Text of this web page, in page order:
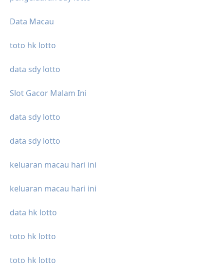
Data Macau
toto hk lotto
data sdy lotto
Slot Gacor Malam Ini
data sdy lotto
data sdy lotto
keluaran macau hari ini
keluaran macau hari ini
data hk lotto
toto hk lotto
toto hk lotto